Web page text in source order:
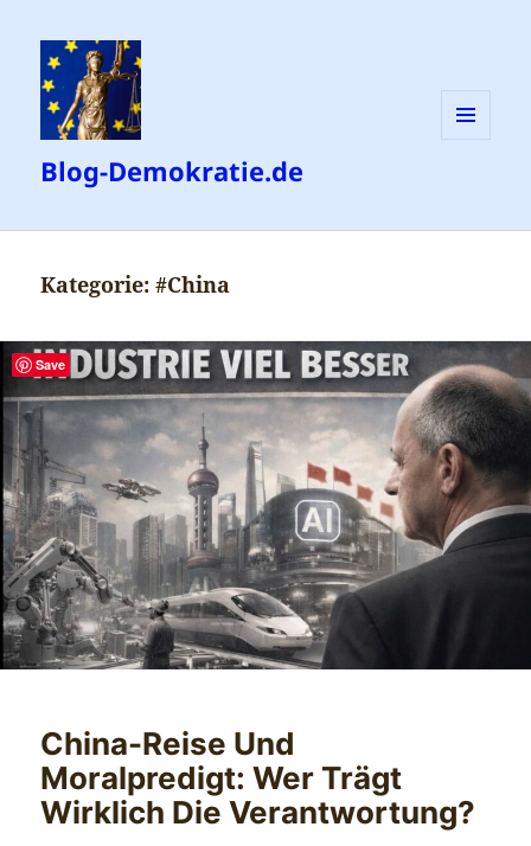
Blog-Demokratie.de
Kategorie:#China
China-Reise Und
Moralpredigt: Wer Trägt
Wirklich Die Verantwortung?
Save